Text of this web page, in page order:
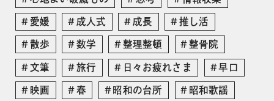
愛媛 成人式 成長 推し活
散歩 数学 整理整頓 整骨院
文筆 旅行 日々お疲れさま 早口
映画 春 昭和の台所 昭和歌謡